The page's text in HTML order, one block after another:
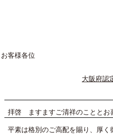
お客様各位
大阪府認
拝啓 ますますご清祥のこととお
平素は格別のご高配を賜り、厚く